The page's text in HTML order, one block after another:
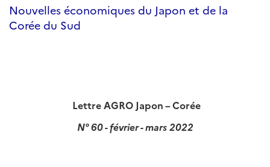
Nouvelles économiques du Japon et de la
Corée du Sud
Lettre AGRO Japon – Corée
N° 60 - février - mars 2022